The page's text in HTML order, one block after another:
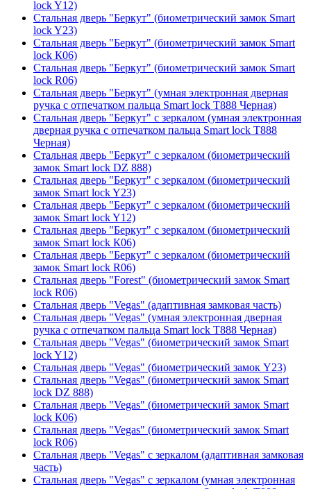
lock Y12)
Стальная дверь "Беркут" (биометрический замок Smart
lock Y23)
Стальная дверь "Беркут" (биометрический замок Smart
lock К06)
Стальная дверь "Беркут" (биометрический замок Smart
lock R06)
Стальная дверь "Беркут" (умная электронная дверная
ручка с отпечатком пальца Smart lock T888 Черная)
Стальная дверь "Беркут" с зеркалом (умная электронная
дверная ручка с отпечатком пальца Smart lock T888
Черная)
Стальная дверь "Беркут" с зеркалом (биометрический
замок Smart lock DZ 888)
Стальная дверь "Беркут" с зеркалом (биометрический
замок Smart lock Y23)
Стальная дверь "Беркут" с зеркалом (биометрический
замок Smart lock Y12)
Стальная дверь "Беркут" с зеркалом (биометрический
замок Smart lock К06)
Стальная дверь "Беркут" с зеркалом (биометрический
замок Smart lock R06)
Стальная дверь "Forest" (биометрический замок Smart
lock R06)
Стальная дверь "Vegas" (адаптивная замковая часть)
Стальная дверь "Vegas" (умная электронная дверная
ручка с отпечатком пальца Smart lock T888 Черная)
Стальная дверь "Vegas" (биометрический замок Smart
lock Y12)
Стальная дверь "Vegas" (биометрический замок Y23)
Стальная дверь "Vegas" (биометрический замок Smart
lock DZ 888)
Стальная дверь "Vegas" (биометрический замок Smart
lock К06)
Стальная дверь "Vegas" (биометрический замок Smart
lock R06)
Стальная дверь "Vegas" с зеркалом (адаптивная замковая
часть)
Стальная дверь "Vegas" с зеркалом (умная электронная